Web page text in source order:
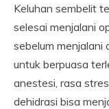
Keluhan sembelit
selesai menjalani
sebelum menjalani
untuk berpuasa
anestesi, rasa
dehidrasi bisa